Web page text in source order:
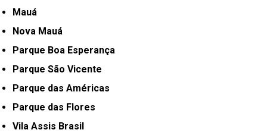
Mauá
Nova Mauá
Parque Boa Esperança
Parque São Vicente
Parque das Américas
Parque das Flores
Vila Assis Brasil